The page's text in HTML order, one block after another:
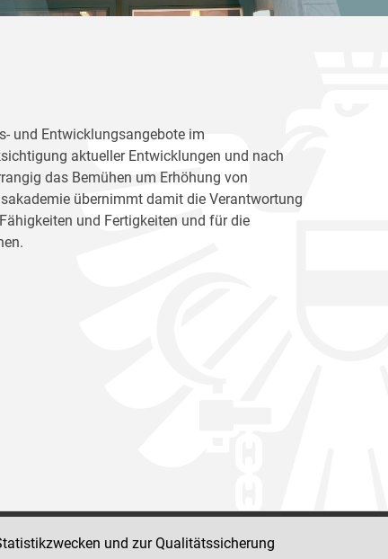
und Entwicklungsangebote im
aktueller Entwicklungen und nach
das Bemühen um Erhöhung von
übernimmt damit die Verantwortung
und Fertigkeiten und für die
und zur Qualitätssicherung